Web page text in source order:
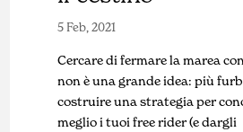
5 Feb, 2021
Cercare di fermare la marea
non è una grande idea: più
costruire una strategia per
meglio i tuoi free rider (e dargli